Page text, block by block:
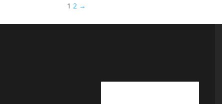
1 2 →